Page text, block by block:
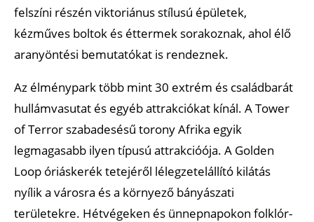
felszíni részén viktoriánus stílusú épületek,
kézműves boltok és éttermek sorakoznak, ahol élő
aranyöntési bemutatókat is rendeznek.
Az élménypark több mint 30 extrém és családbarát
hullámvasutat és egyéb attrakciókat kínál. A Tower
of Terror szabadesésű torony Afrika egyik
legmagasabb ilyen típusú attrakcióója. A Golden
Loop óriáskerék tetejéről lélegzetelállító kilátás
nyílik a városra és a környező bányászati
területekre. Hétvégeken és ünnepnapokon folklór-